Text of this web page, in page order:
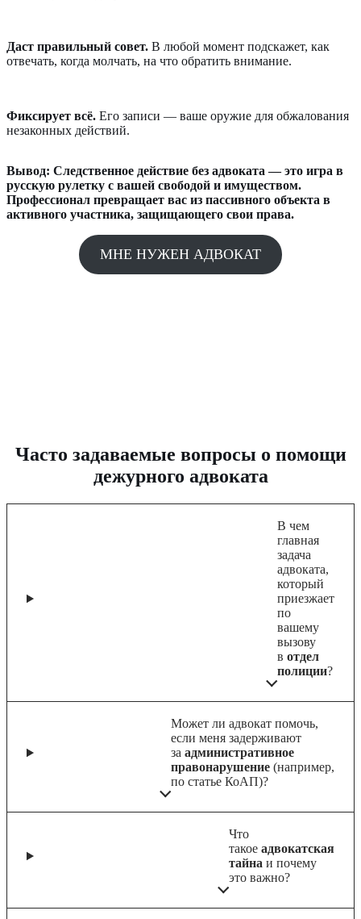
Даст правильный совет. В любой момент подскажет, как
отвечать, когда молчать, на что обратить внимание.
Фиксирует всё. Его записи — ваше оружие для обжалования
незаконных действий.
Вывод: Следственное действие без адвоката — это игра в
русскую рулетку с вашей свободой и имуществом.
Профессионал превращает вас из пассивного объекта в
активного участника, защищающего свои права.
МНЕ НУЖЕН АДВОКАТ
Часто задаваемые вопросы о помощи
дежурного адвоката
В чем
главная
задача
адвоката,
который
приезжает
по
вашему
вызову
в отдел
полиции?
Может ли адвокат помочь,
если меня задерживают
за административное
правонарушение (например,
по статье КоАП)?
Что
такое адвокатская
тайна и почему
это важно?